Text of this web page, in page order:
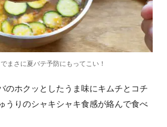
まさに夏バテ予防にもってこい！
のホクッとしたうま味にキムチとコチ
うりのシャキシャキ食感が絡んで食べ